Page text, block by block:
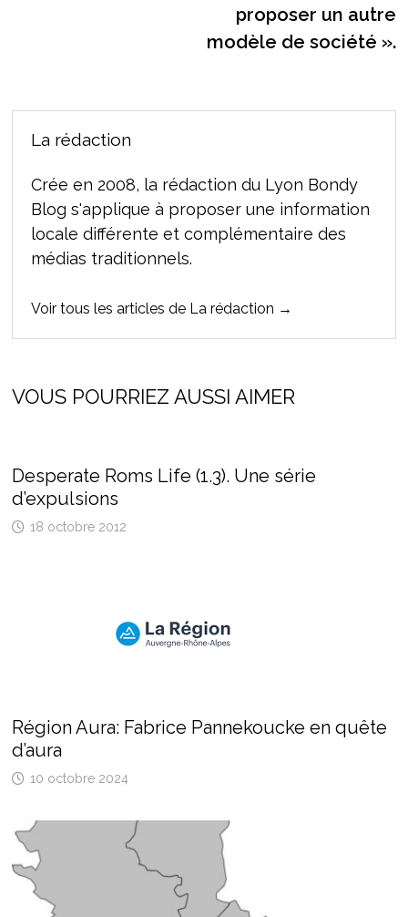
proposer un autre
modèle de société ».
La rédaction
Crée en 2008, la rédaction du Lyon Bondy
Blog s'applique à proposer une information
locale différente et complémentaire des
médias traditionnels.
Voir tous les articles de La rédaction →
VOUS POURRIEZ AUSSI AIMER
Desperate Roms Life (1.3). Une série
d’expulsions
18 octobre 2012
Région Aura: Fabrice Pannekoucke en quête
d’aura
10 octobre 2024